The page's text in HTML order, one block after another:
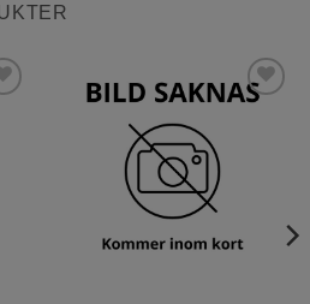
från juni till oktober.
får den lila-svarta
acuminata’ växer på
i soligt till halvskuggigt
underhåll och är lätt att